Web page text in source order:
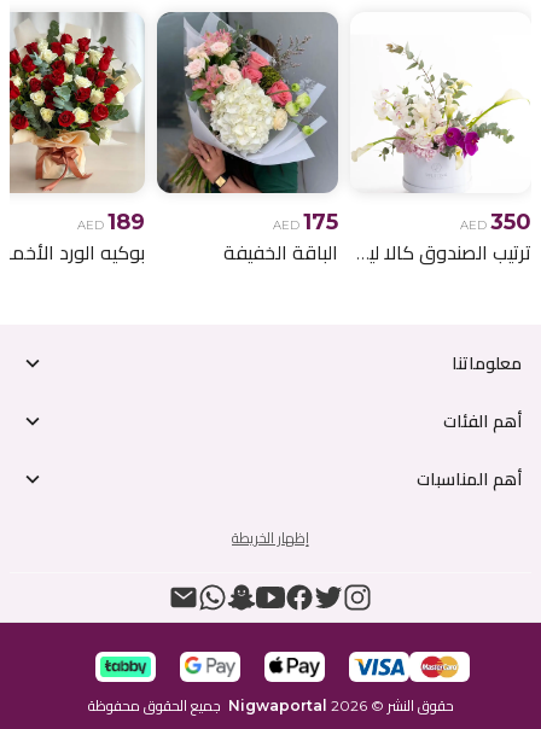
AED 350
ترتيب الصندوق كالا ليلي
AED 175
الباقة الخفيفة
AED 189
معلوماتنا
أهم الفئات
أهم المناسبات
إظهار الخريطة
حقوق النشر ©
2026
Nigwaportal جميع الحقوق محفوظة